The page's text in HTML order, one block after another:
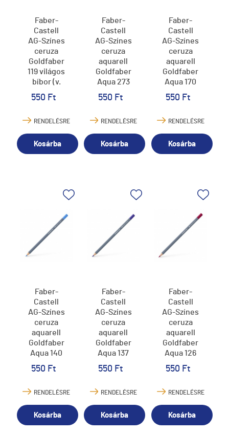
Faber-
Castell
AG-Színes
ceruza
Goldfaber
119 világos
bíbor (v.
magenta)
550 Ft
RENDELÉSRE
Kosárba
Faber-
Castell
AG-Színes
ceruza
aquarell
Goldfaber
Aqua 273
meleg
szürke IV.
550 Ft
RENDELÉSRE
Kosárba
Faber-
Castell
AG-Színes
ceruza
aquarell
Goldfaber
Aqua 170
májuszöld
550 Ft
RENDELÉSRE
Kosárba
Faber-
Castell
AG-Színes
ceruza
aquarell
Goldfaber
Aqua 140
világos
ultramarin
550 Ft
RENDELÉSRE
Kosárba
Faber-
Castell
AG-Színes
ceruza
aquarell
Goldfaber
Aqua 137
ibolyakék
550 Ft
RENDELÉSRE
Kosárba
Faber-
Castell
AG-Színes
ceruza
aquarell
Goldfaber
Aqua 126
kármin
550 Ft
RENDELÉSRE
Kosárba